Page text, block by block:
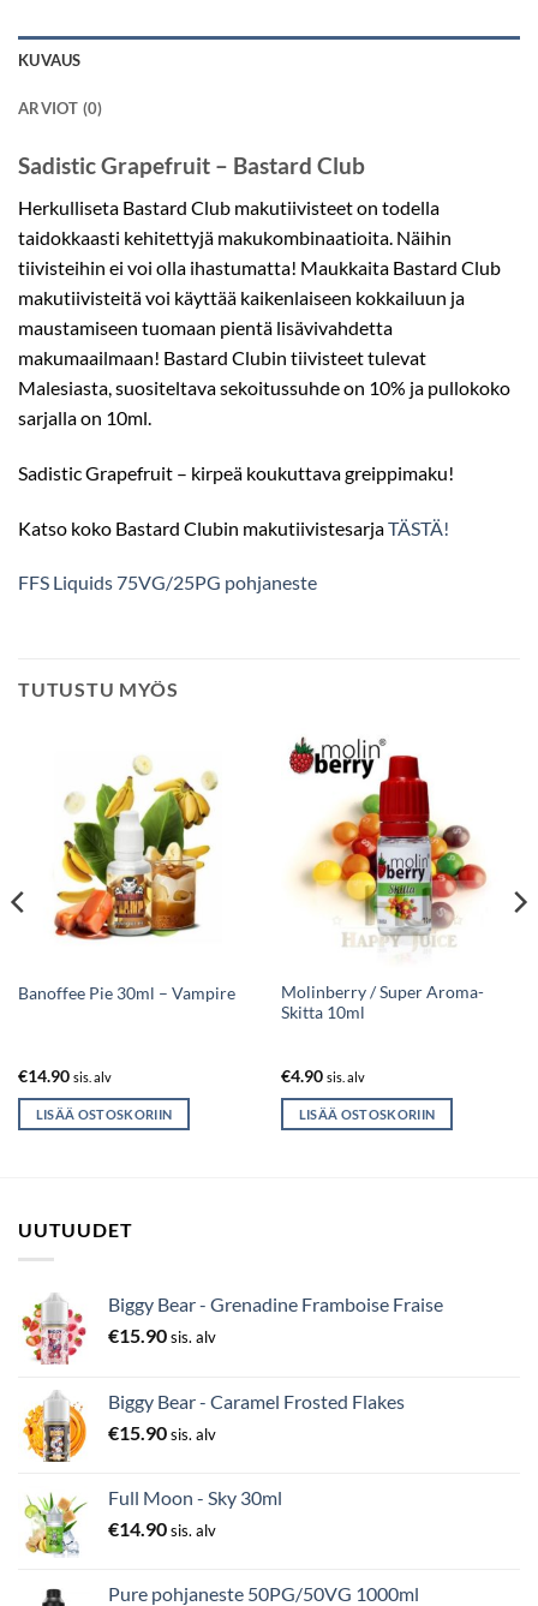
KUVAUS
ARVIOT (0)
Sadistic Grapefruit – Bastard Club
Herkulliseta Bastard Club makutiivisteet on todella
taidokkaasti kehitettyjä makukombinaatioita. Näihin
tiivisteihin ei voi olla ihastumatta! Maukkaita Bastard Club
makutiivisteitä voi käyttää kaikenlaiseen kokkailuun ja
maustamiseen tuomaan pientä lisävivahdetta
makumaailmaan! Bastard Clubin tiivisteet tulevat
Malesiasta, suositeltava sekoitussuhde on 10% ja pullokoko
sarjalla on 10ml.
Sadistic Grapefruit – kirpeä koukuttava greippimaku!
Katso koko Bastard Clubin makutiivistesarjaTÄSTÄ!
FFS Liquids 75VG/25PG pohjaneste
TUTUSTU MYÖS
Banoffee Pie 30ml – Vampire
€14.90 sis. alv
LISÄÄ OSTOSKORIIN
Molinberry / Super Aroma-
Skitta 10ml
€4.90 sis. alv
LISÄÄ OSTOSKORIIN
UUTUUDET
Biggy Bear - Grenadine Framboise Fraise
€15.90sis. alv
Biggy Bear - Caramel Frosted Flakes
€15.90sis. alv
Full Moon - Sky 30ml
€14.90sis. alv
Pure pohjaneste 50PG/50VG 1000ml